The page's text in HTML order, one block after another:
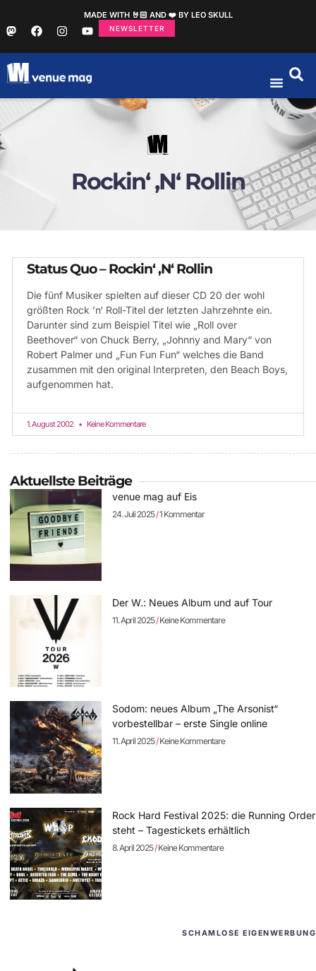
MADE WITH 🤘🏻 AND ❤️ BY LEO SKULL
NEWSLETTER
Rockin‘ ‚N‘ Rollin
Status Quo – Rockin‘ ‚N‘ Rollin
Die fünf Musiker spielten auf dieser CD 20 der wohl
größten Rock ’n‘ Roll-Titel der letzten Jahrzehnte ein.
Darunter sind zum Beispiel Titel wie „Roll over
Beethover“ von Chuck Berry, „Johnny and Mary“ von
Robert Palmer und „Fun Fun Fun“ welches die Band
zusammen mit den original Interpreten, den Beach Boys,
aufgenommen hat.
1. August 2002 Keine Kommentare
Aktuellste Beiträge
venue mag auf Eis
24. Juli 2025 1 Kommentar
Der W.: Neues Album und auf Tour
11. April 2025 Keine Kommentare
Sodom: neues Album „The Arsonist“
vorbestellbar – erste Single online
11. April 2025 Keine Kommentare
Rock Hard Festival 2025: die Running Order
steht – Tagestickets erhältlich
8. April 2025 Keine Kommentare
SCHAMLOSE EIGENWERBUNG